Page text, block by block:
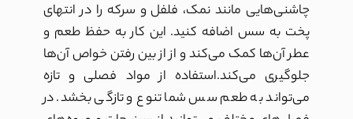
چاشنی‌هایی مانند نمک، فلفل و سرکه را در انتهای
پخت به سس اضافه کنید. این کار به حفظ طعم و
عطر آن‌ها کمک می‌کند و از از بین رفتن خواص آن‌ها
جلوگیری می‌کند.استفاده از مواد فصلی و تازه
می‌تواند به طعم سس شما تنوع و تازگی بخشد. در